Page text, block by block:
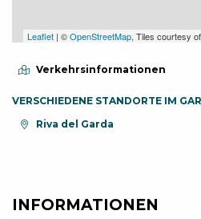
Leaflet | ©OpenStreetMap, Tiles courtesy of
Verkehrsinformationen
VERSCHIEDENE STANDORTE IM
aria.location:
Riva del Garda
INFORMATIONEN